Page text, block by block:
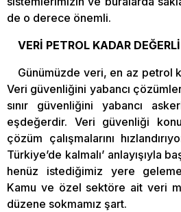
de o derece önemli.
VERİ PETROL KADAR DEĞERLİ
Günümüzde veri, en az petrol
Veri güvenliğini yabancı
sınır güvenliğini yabancı
eşdeğerdir. Veri güvenliği
çözüm çalışmalarını
Türkiye’de kalmalı’ anlayışıyla
henüz istediğimiz yere
Kamu ve özel sektöre ait veri
düzene sokmamız şart.